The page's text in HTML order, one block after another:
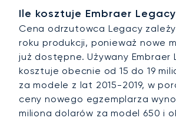
Ile kosztuje Embraer
Cena odrzutowca Legacy
roku produkcji, ponieważ nowe
już dostępne. Używany Embraer
kosztuje obecnie od 15 do 19
za modele z lat 2015-2019, w
ceny nowego egzemplarza
miliona dolarów za model 650 i